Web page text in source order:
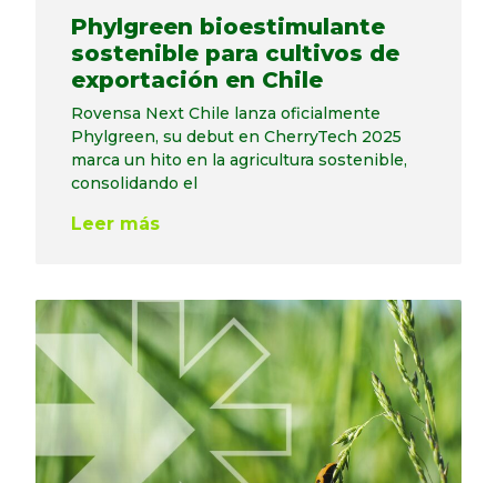
Phylgreen bioestimulante
sostenible para cultivos de
exportación en Chile
Rovensa Next Chile lanza oficialmente
Phylgreen, su debut en CherryTech 2025
marca un hito en la agricultura sostenible,
consolidando el
Leer más